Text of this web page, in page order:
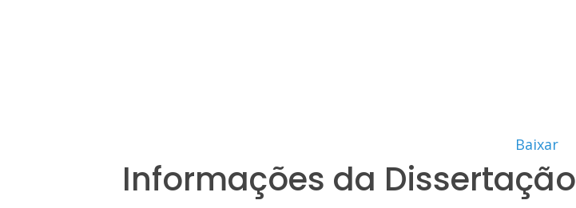
Baixar
Informações da Dissertação